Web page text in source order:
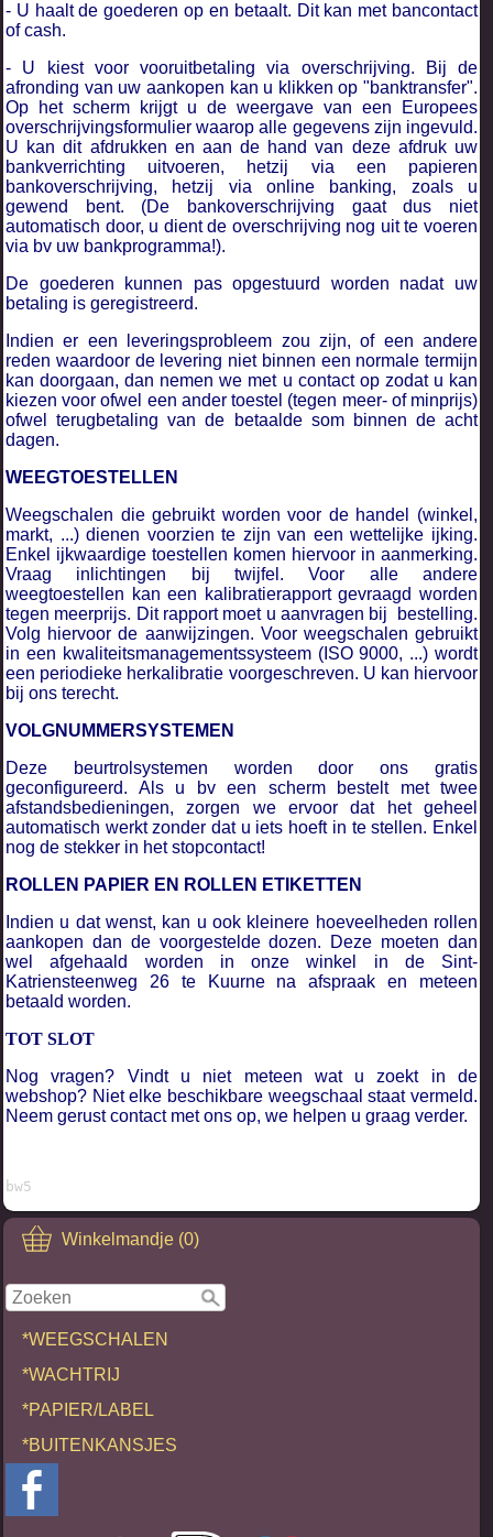
Winkelmandje (0)
*WEEGSCHALEN
*WACHTRIJ
*PAPIER/LABEL
*BUITENKANSJES
- U haalt de goederen op en betaalt. Dit kan met bancontact
of cash.
- U kiest voor vooruitbetaling via overschrijving. Bij de
afronding van uw aankopen kan u klikken op "banktransfer".
Op het scherm krijgt u de weergave van een Europees
overschrijvingsformulier waarop alle gegevens zijn ingevuld.
U kan dit afdrukken en aan de hand van deze afdruk uw
bankverrichting uitvoeren, hetzij via een papieren
bankoverschrijving, hetzij via online banking, zoals u
gewend bent. (De bankoverschrijving gaat dus niet
automatisch door, u dient de overschrijving nog uit te voeren
via bv uw bankprogramma!).
De goederen kunnen pas opgestuurd worden nadat uw
betaling is geregistreerd.
Indien er een leveringsprobleem zou zijn, of een andere
reden waardoor de levering niet binnen een normale termijn
kan doorgaan, dan nemen we met u contact op zodat u kan
kiezen voor ofwel een ander toestel (tegen meer- of minprijs)
ofwel terugbetaling van de betaalde som binnen de acht
dagen.
WEEGTOESTELLEN
Weegschalen die gebruikt worden voor de handel (winkel,
markt, ...) dienen voorzien te zijn van een wettelijke ijking.
Enkel ijkwaardige toestellen komen hiervoor in aanmerking.
Vraag inlichtingen bij twijfel. Voor alle andere
weegtoestellen kan een kalibratierapport gevraagd worden
tegen meerprijs. Dit rapport moet u aanvragen bij bestelling.
Volg hiervoor de aanwijzingen. Voor weegschalen gebruikt
in een kwaliteitsmanagementssysteem (ISO 9000, ...) wordt
een periodieke herkalibratie voorgeschreven. U kan hiervoor
bij ons terecht.
VOLGNUMMERSYSTEMEN
Deze beurtrolsystemen worden door ons gratis
geconfigureerd. Als u bv een scherm bestelt met twee
afstandsbedieningen, zorgen we ervoor dat het geheel
automatisch werkt zonder dat u iets hoeft in te stellen. Enkel
nog de stekker in het stopcontact!
ROLLEN PAPIER EN ROLLEN ETIKETTEN
Indien u dat wenst, kan u ook kleinere hoeveelheden rollen
aankopen dan de voorgestelde dozen. Deze moeten dan
wel afgehaald worden in onze winkel in de Sint-
Katriensteenweg 26 te Kuurne na afspraak en meteen
betaald worden.
TOT SLOT
Nog vragen? Vindt u niet meteen wat u zoekt in de
webshop? Niet elke beschikbare weegschaal staat vermeld.
Neem gerust contact met ons op, we helpen u graag verder.
bw5